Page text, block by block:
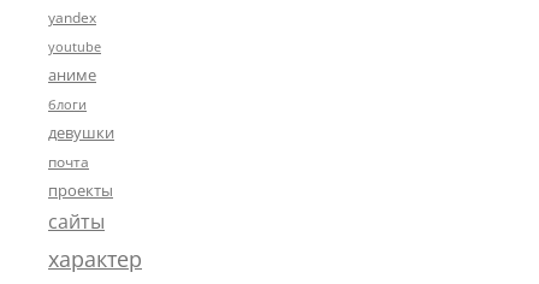
yandex
youtube
аниме
блоги
девушки
почта
проекты
сайты
характер